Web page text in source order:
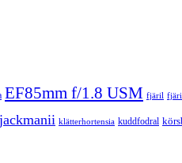
EF85mm f/1.8 USM fjäril
klätterhortensia kuddfodral